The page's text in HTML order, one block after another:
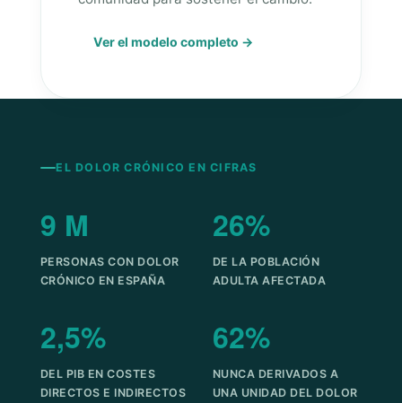
Ver el modelo completo →
EL DOLOR CRÓNICO EN CIFRAS
9 M
PERSONAS CON DOLOR
CRÓNICO EN ESPAÑA
26%
DE LA POBLACIÓN
ADULTA AFECTADA
2,5%
DEL PIB EN COSTES
DIRECTOS E INDIRECTOS
62%
NUNCA DERIVADOS A
UNA UNIDAD DEL DOLOR